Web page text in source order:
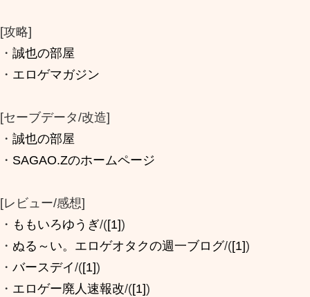
[攻略]
・ 誠也の部屋
・ エロゲマガジン
[セーブデータ/改造]
・ 誠也の部屋
・ SAGAO.Zのホームページ
[レビュー/感想]
・ ももいろゆうぎ/([1])
・ ぬる～い。エロゲオタクの週一ブログ/([1])
・ バースデイ/([1])
・ エロゲー廃人速報改/([1])